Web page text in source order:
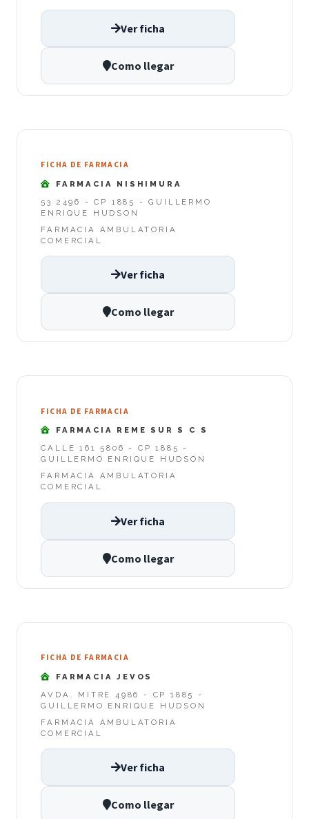
Ver ficha
Como llegar
FICHA DE FARMACIA
FARMACIA NISHIMURA
53 2496 - CP 1885 - GUILLERMO
ENRIQUE HUDSON
FARMACIA AMBULATORIA
COMERCIAL
Ver ficha
Como llegar
FICHA DE FARMACIA
FARMACIA REME SUR S C S
CALLE 161 5806 - CP 1885 -
GUILLERMO ENRIQUE HUDSON
FARMACIA AMBULATORIA
COMERCIAL
Ver ficha
Como llegar
FICHA DE FARMACIA
FARMACIA JEVOS
AVDA. MITRE 4986 - CP 1885 -
GUILLERMO ENRIQUE HUDSON
FARMACIA AMBULATORIA
COMERCIAL
Ver ficha
Como llegar